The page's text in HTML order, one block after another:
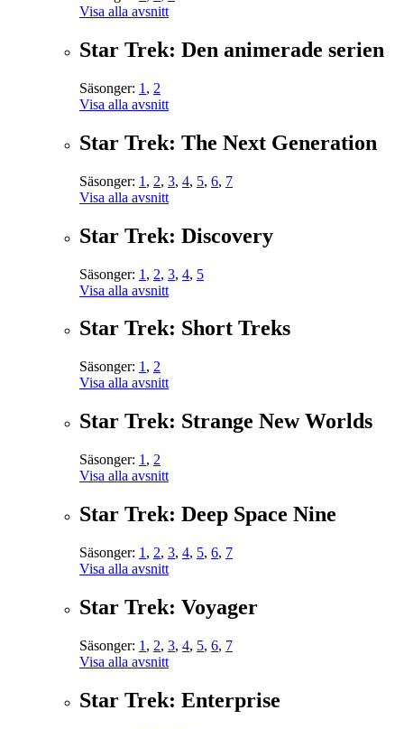
Visa alla avsnitt
Star Trek: Den animerade serien
Säsonger: 1 , 2
Visa alla avsnitt
Star Trek: The Next Generation
Säsonger: 1 , 2, 3, 4, 5, 6, 7
Visa alla avsnitt
Star Trek: Discovery
Säsonger: 1 , 2, 3, 4, 5
Visa alla avsnitt
Star Trek: Short Treks
Säsonger: 1 , 2
Visa alla avsnitt
Star Trek: Strange New Worlds
Säsonger: 1 , 2
Visa alla avsnitt
Star Trek: Deep Space Nine
Säsonger: 1 , 2, 3, 4, 5, 6, 7
Visa alla avsnitt
Star Trek: Voyager
Säsonger: 1 , 2, 3, 4, 5, 6, 7
Visa alla avsnitt
Star Trek: Enterprise